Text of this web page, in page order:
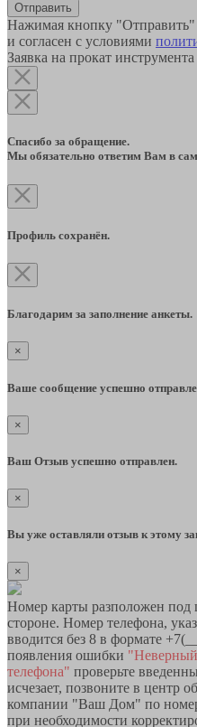
Отправить
Нажимая кнопку "Отправить"
и согласен с условиями
Заявка на прокат инструмента
Спасибо за обращение.
Мы обязательно ответим Вам в
Профиль сохранён.
Благодарим за заполнение анкеты.
×
Ваше сообщение успешно
×
Ваш Отзыв успешно отправлен.
×
Вы уже оставляли отзыв к этому
×
Номер карты разположен под
стороне. Номер телефона,
вводится без 8 в формате
появления ошибки
телефона" проверьте
исчезает, позвоните в центр
компании "Ваш Дом" по
при необходимости